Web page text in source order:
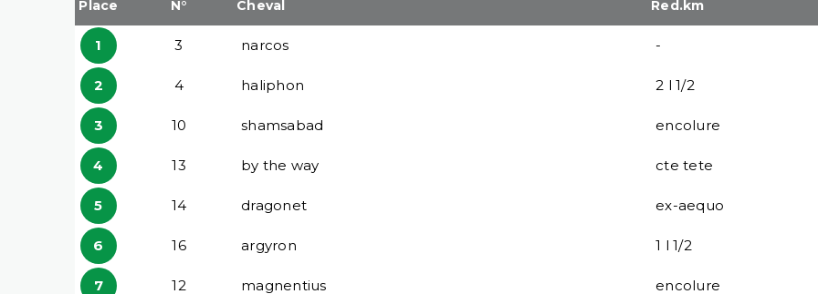
Place N° Cheval Red.km
1 3 narcos -
2 4 haliphon 2 l 1/2
3 10 shamsabad encolure
4 13 by the way cte tete
5 14 dragonet ex-aequo
6 16 argyron 1 l 1/2
7 12 magnentius encolure